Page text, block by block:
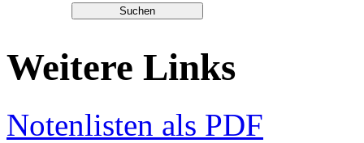
Weitere Links
Notenlisten als PDF